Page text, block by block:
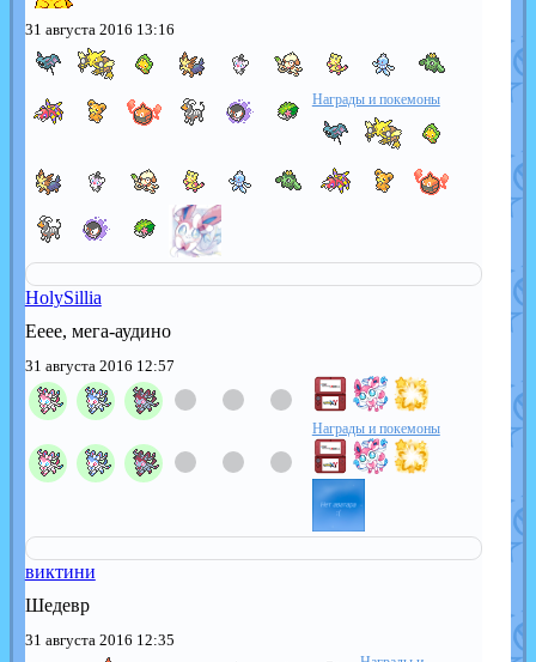
31 августа 2016 13:16
Награды и покемоны
HolySillia
Ееее, мега-аудино
31 августа 2016 12:57
Награды и покемоны
виктини
Шедевр
31 августа 2016 12:35